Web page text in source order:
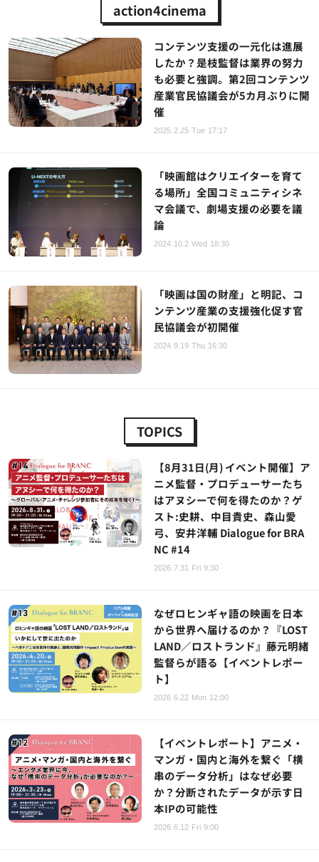
action4cinema
コンテンツ支援の一元化は進展
したか？是枝監督は業界の努力
も必要と強調。第2回コンテンツ
産業官民協議会が5カ月ぶりに開
催
2025.2.25 Tue 17:17
「映画館はクリエイターを育て
る場所」全国コミュニティシネ
マ会議で、劇場支援の必要を議
論
2024.10.2 Wed 18:30
「映画は国の財産」と明記、コ
ンテンツ産業の支援強化促す官
民協議会が初開催
2024.9.19 Thu 16:30
TOPICS
【8月31日(月) イベント開催】ア
ニメ監督・プロデューサーたち
はアヌシーで何を得たのか？ゲ
スト:史耕、中目貴史、森山愛
弓、安井洋輔 Dialogue for BRA
NC #14
2026.7.31 Fri 9:30
なぜロヒンギャ語の映画を日本
から世界へ届けるのか？『LOST
LAND／ロストランド』藤元明緒
監督らが語る【イベントレポー
ト】
2026.6.22 Mon 12:00
【イベントレポート】アニメ・
マンガ・国内と海外を繋ぐ「横
串のデータ分析」はなぜ必要
か？分断されたデータが示す日
本IPの可能性
2026.6.12 Fri 9:00